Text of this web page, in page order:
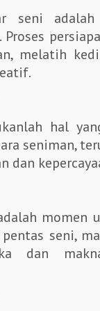
adalah
melatih
hal
seniman,
dan
momen
seni,
dan